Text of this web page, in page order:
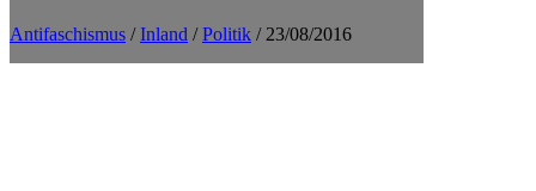
Antifaschismus /Inland /Politik / 23/08/2016